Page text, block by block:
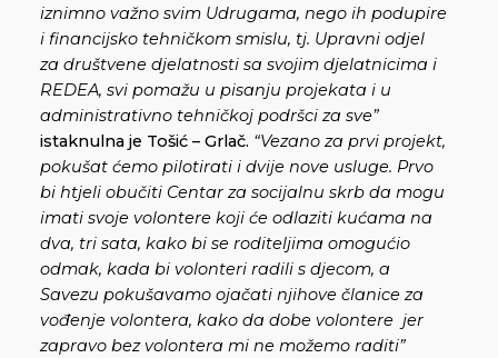
iznimno važno svim Udrugama, nego ih podupire
i financijsko tehničkom smislu, tj. Upravni odjel
za društvene djelatnosti sa svojim djelatnicima i
REDEA, svi pomažu u pisanju projekata i u
administrativno tehničkoj podršci za sve”
istaknulna je Tošić – Grlač. “Vezano za prvi projekt,
pokušat ćemo pilotirati i dvije nove usluge. Prvo
bi htjeli obučiti Centar za socijalnu skrb da mogu
imati svoje volontere koji će odlaziti kućama na
dva, tri sata, kako bi se roditeljima omogućio
odmak, kada bi volonteri radili s djecom, a
Savezu pokušavamo ojačati njihove članice za
vođenje volontera, kako da dobe volontere jer
zapravo bez volontera mi ne možemo raditi”